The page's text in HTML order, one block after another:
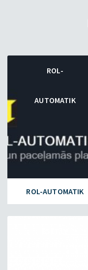
ROL-
AUTOMATIK
ROL-AUTOMATIK